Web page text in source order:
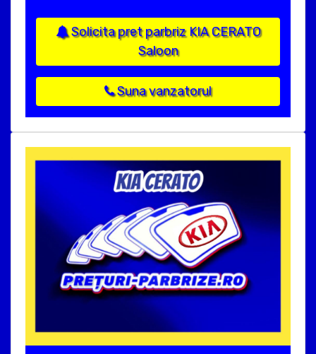
Solicita pret parbriz KIA CERATO
Saloon
Suna vanzatorul